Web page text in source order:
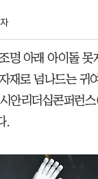
명 아래 아이돌
재로 넘나드는 귀
안리더십콘퍼런
.